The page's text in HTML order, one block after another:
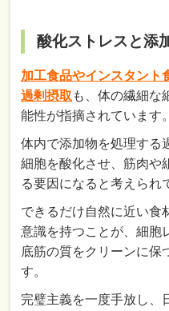
酸化ストレスと添
加工食品やインスタント
過剰摂取 も、体の繊細な
能性が指摘されています。
体内で添加物を処理する
細胞を酸化させ、筋肉や
る要因になると考えられ
できるだけ自然に近い食
意識を持つことが、細胞
底筋の質をクリーンに保
す。
完璧主義を一度手放し、